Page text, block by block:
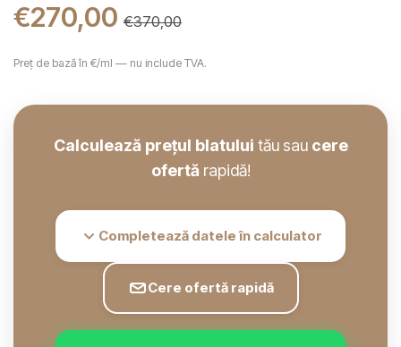
€370,00
€270,00
Preț de bază în €/ml — nu include TVA.
Calculează prețul blatului tău sau cere
ofertă rapidă!
Completează datele în calculator
Cere ofertă rapidă